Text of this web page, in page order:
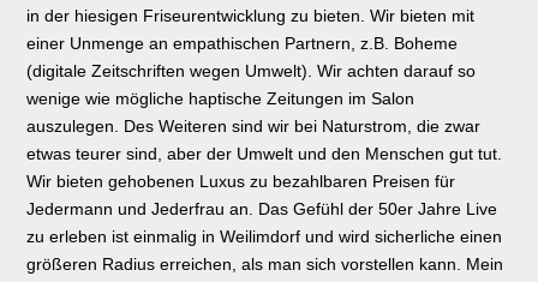
in der hiesigen Friseurentwicklung zu bieten. Wir bieten mit
einer Unmenge an empathischen Partnern, z.B. Boheme
(digitale Zeitschriften wegen Umwelt). Wir achten darauf so
wenige wie mögliche haptische Zeitungen im Salon
auszulegen. Des Weiteren sind wir bei Naturstrom, die zwar
etwas teurer sind, aber der Umwelt und den Menschen gut tut.
Wir bieten gehobenen Luxus zu bezahlbaren Preisen für
Jedermann und Jederfrau an. Das Gefühl der 50er Jahre Live
zu erleben ist einmalig in Weilimdorf und wird sicherliche einen
größeren Radius erreichen, als man sich vorstellen kann. Mein